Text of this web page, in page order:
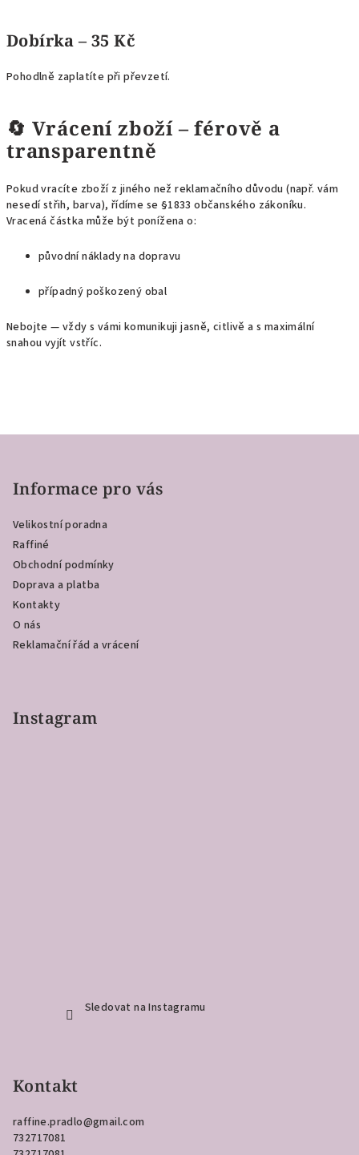
Dobírka – 35 Kč
Pohodlně zaplatíte při převzetí.
🔄 Vrácení zboží – férově a
transparentně
Pokud vracíte zboží z jiného než reklamačního důvodu (např. vám
nesedí střih, barva), řídíme se §1833 občanského zákoníku.
Vracená částka může být ponížena o:
původní náklady na dopravu
případný poškozený obal
Nebojte — vždy s vámi komunikuji jasně, citlivě a s maximální
snahou vyjít vstříc.
Informace pro vás
Velikostní poradna
Raffiné
Obchodní podmínky
Doprava a platba
Kontakty
O nás
Reklamační řád a vrácení
Instagram
Sledovat na Instagramu
Kontakt
raffine.pradlo@gmail.com
732717081